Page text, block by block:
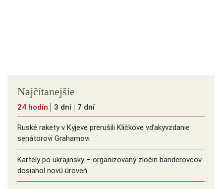
Najčítanejšie
24 hodín 3 dni 7 dní
Ruské rakety v Kyjeve prerušili Kličkove vďakyvzdanie
senátorovi Grahamovi
Kartely po ukrajinsky – organizovaný zločin banderovcov
dosiahol novú úroveň